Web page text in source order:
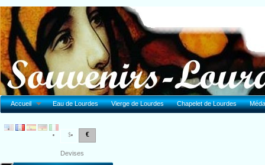
Accueil Eau de Lourdes Vierge de Lourdes Chapelet de Lourdes
$ €
Devises